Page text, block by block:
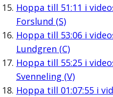
Hoppa till 51:11 i
Forslund (S)
Hoppa till 53:06i
Lundgren (C)
Hoppa till 55:25i
Svenneling (V)
Hoppa till 01:07:55i